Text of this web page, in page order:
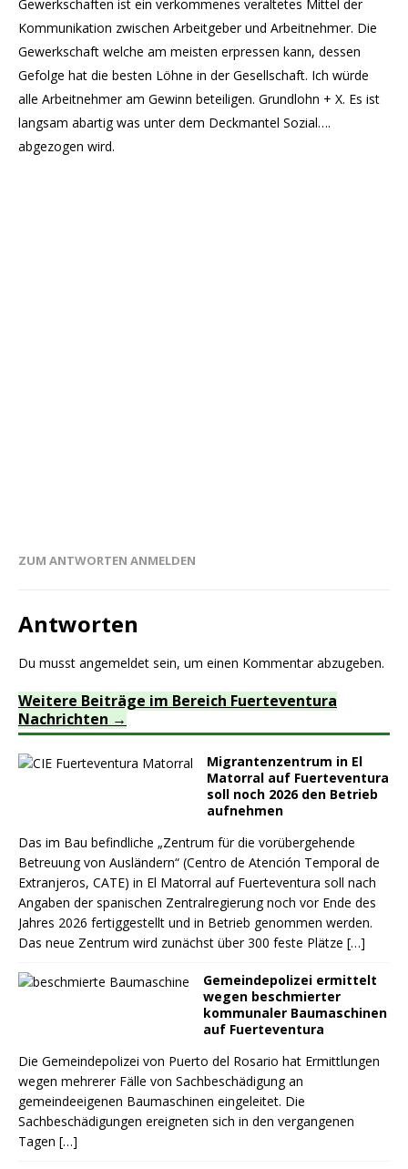
Gewerkschaften ist ein verkommenes veraltetes Mittel der
Kommunikation zwischen Arbeitgeber und Arbeitnehmer. Die
Gewerkschaft welche am meisten erpressen kann, dessen
Gefolge hat die besten Löhne in der Gesellschaft. Ich würde
alle Arbeitnehmer am Gewinn beteiligen. Grundlohn + X. Es ist
langsam abartig was unter dem Deckmantel Sozial….
abgezogen wird.
ZUM ANTWORTEN ANMELDEN
Antworten
Du musst angemeldet sein, um einen Kommentar abzugeben.
Weitere Beiträge im Bereich Fuerteventura
Nachrichten
Migrantenzentrum in El
Matorral auf Fuerteventura
soll noch 2026 den Betrieb
aufnehmen
Das im Bau befindliche „Zentrum für die vorübergehende
Betreuung von Ausländern“ (Centro de Atención Temporal de
Extranjeros, CATE) in El Matorral auf Fuerteventura soll nach
Angaben der spanischen Zentralregierung noch vor Ende des
Jahres 2026 fertiggestellt und in Betrieb genommen werden.
Das neue Zentrum wird zunächst über 300 feste Plätze […]
Gemeindepolizei ermittelt
wegen beschmierter
kommunaler Baumaschinen
auf Fuerteventura
Die Gemeindepolizei von Puerto del Rosario hat Ermittlungen
wegen mehrerer Fälle von Sachbeschädigung an
gemeindeeigenen Baumaschinen eingeleitet. Die
Sachbeschädigungen ereigneten sich in den vergangenen
Tagen […]